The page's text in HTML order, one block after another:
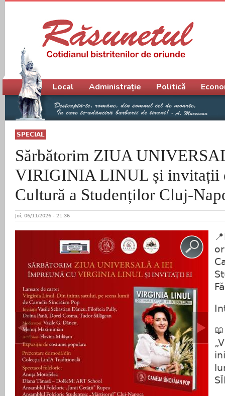
SPECIAL
Sărbătorim ZIUA
VIRIGINIA LINUL și invitații
Cultură a Studenților Cluj-
Joi, 06/11/2026 - 21:36
Meniu principal
Local Administrație Politică